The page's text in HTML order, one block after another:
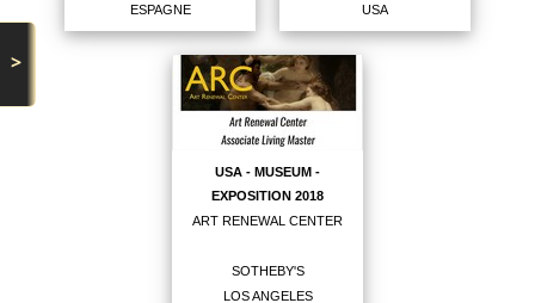
>
ESPAGNE
USA
USA - MUSEUM -
EXPOSITION 2018
ART RENEWAL CENTER
SOTHEBY'S
LOS ANGELES